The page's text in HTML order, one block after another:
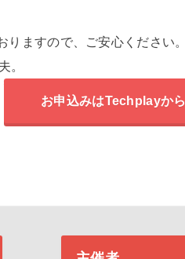
ますので、ご安心ください。
。
お申込みはTechplayから